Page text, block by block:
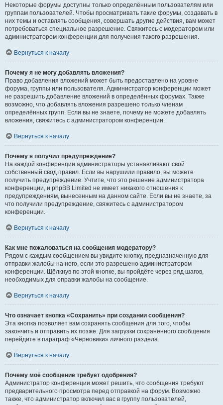
Некоторые форумы доступны только определённым пользователям или
группам пользователей. Чтобы просматривать такие форумы, создавать в
них темы и оставлять сообщения, совершать другие действия, вам может
потребоваться специальное разрешение. Свяжитесь с модератором или
администратором конференции для получения такого разрешения.
Вернуться к началу
Почему я не могу добавлять вложения?
Право добавления вложений может быть предоставлено на уровне
форума, группы или пользователя. Администратор конференции может
не разрешить добавление вложений в определённых форумах. Также
возможно, что добавлять вложения разрешено только членам
определённых групп. Если вы не знаете, почему не можете добавлять
вложения, свяжитесь с администратором конференции.
Вернуться к началу
Почему я получил предупреждение?
На каждой конференции администраторы устанавливают свой
собственный свод правил. Если вы нарушили правило, вы можете
получить предупреждение. Учтите, что это решение администратора
конференции, и phpBB Limited не имеет никакого отношения к
предупреждениям, вынесенным на данном сайте. Если вы не знаете, за
что получили предупреждение, свяжитесь с администратором
конференции.
Вернуться к началу
Как мне пожаловаться на сообщения модератору?
Рядом с каждым сообщением вы увидите кнопку, предназначенную для
отправки жалобы на него, если это разрешено администратором
конференции. Щёлкнув по этой кнопке, вы пройдёте через ряд шагов,
необходимых для оправки жалобы на сообщение.
Вернуться к началу
Что означает кнопка «Сохранить» при создании сообщения?
Эта кнопка позволяет вам сохранять сообщения для того, чтобы
закончить и отправить их позже. Для загрузки сохранённого сообщения
перейдите в параграф «Черновики» личного раздела.
Вернуться к началу
Почему моё сообщение требует одобрения?
Администратор конференции может решить, что сообщения требуют
предварительного просмотра перед отправкой на форум. Возможно
также, что администратор включил вас в группу пользователей,